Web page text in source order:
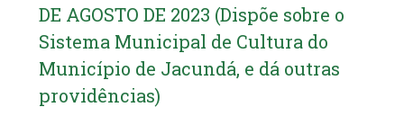
DE AGOSTO DE 2023 (Dispõe sobre o
Sistema Municipal de Cultura do
Município de Jacundá, e dá outras
providências)